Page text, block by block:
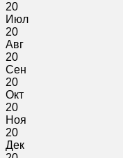
20
Июл
20
Авг
20
Сен
20
Окт
20
Ноя
20
Дек